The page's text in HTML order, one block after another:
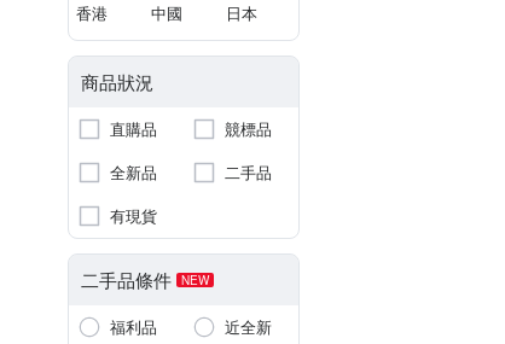
香港 中國 日本
商品狀況
直購品
競標品
全新品
二手品
有現貨
二手品條件 NEW
福利品
近全新